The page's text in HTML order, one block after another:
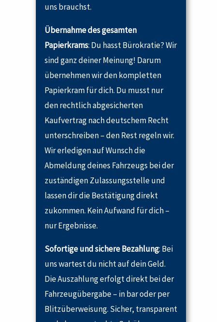
uns brauchst.
Übernahme des gesamten
Papierkrams: Du hasst Bürokratie? Wir
sind ganz deiner Meinung! Darum
übernehmen wir den kompletten
Papierkram für dich. Du musst nur
den rechtlich abgesicherten
Kaufvertrag nach deutschem Recht
unterschreiben – den Rest regeln wir.
Wir erledigen auf Wunsch die
Abmeldung deines Fahrzeugs bei der
zuständigen Zulassungsstelle und
lassen dir die Bestätigung direkt
zukommen. Kein Aufwand für dich –
nur Ergebnisse.
Sofortige und sichere Bezahlung: Bei
uns wartest du nicht auf dein Geld.
Die Auszahlung erfolgt direkt bei der
Fahrzeugübergabe – in bar oder per
Blitzüberweisung. Sicher, transparent